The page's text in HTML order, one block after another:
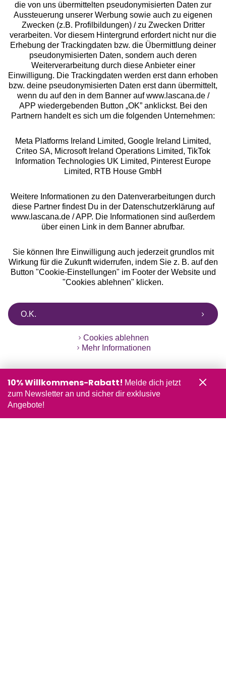
Services
Beratung
Über uns
Rechtliches
Alle Preise inkl. MwSt., zzgl.
Versandkosten
** Bonität vorausgesetzt, berechtigt zur Bonitätsprüfung
die von uns übermittelten pseudonymisierten Daten zur
Aussteuerung unserer Werbung sowie auch zu eigenen
Zwecken (z.B. Profilbildungen) / zu Zwecken Dritter
verarbeiten. Vor diesem Hintergrund erfordert nicht nur die
Erhebung der Trackingdaten bzw. die Übermittlung deiner
pseudonymisierten Daten, sondern auch deren
Weiterverarbeitung durch diese Anbieter einer
Einwilligung. Die Trackingdaten werden erst dann erhoben
bzw. deine pseudonymisierten Daten erst dann übermittelt,
wenn du auf den in dem Banner auf www.lascana.de /
APP wiedergebenden Button „OK” anklickst. Bei den
Partnern handelt es sich um die folgenden Unternehmen:
Meta Platforms Ireland Limited, Google Ireland Limited,
Criteo SA, Microsoft Ireland Operations Limited, TikTok
Information Technologies UK Limited, Pinterest Europe
Limited, RTB House GmbH
Weitere Informationen zu den Datenverarbeitungen durch
diese Partner findest Du in der Datenschutzerklärung auf
www.lascana.de / APP. Die Informationen sind außerdem
über einen Link in dem Banner abrufbar.
Sie können Ihre Einwilligung auch jederzeit grundlos mit
Wirkung für die Zukunft widerrufen, indem Sie z. B. auf den
Button "Cookie-Einstellungen" im Footer der Website und
"Cookies ablehnen" klicken.
O.K.
Cookies ablehnen
Mehr Informationen
10% Willkommens-Rabatt! Melde dich jetzt
zum Newsletter an und sicher dir exklusive
Angebote!